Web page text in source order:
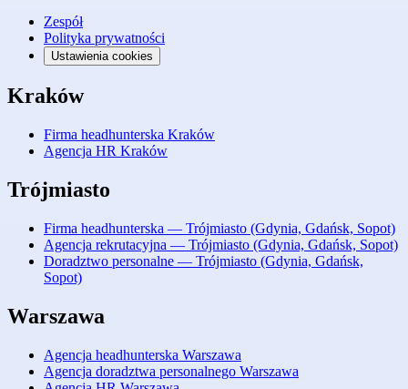
Zespół
Polityka prywatności
Ustawienia cookies
Kraków
Firma headhunterska Kraków
Agencja HR Kraków
Trójmiasto
Firma headhunterska — Trójmiasto (Gdynia, Gdańsk, Sopot)
Agencja rekrutacyjna — Trójmiasto (Gdynia, Gdańsk, Sopot)
Doradztwo personalne — Trójmiasto (Gdynia, Gdańsk,
Sopot)
Warszawa
Agencja headhunterska Warszawa
Agencja doradztwa personalnego Warszawa